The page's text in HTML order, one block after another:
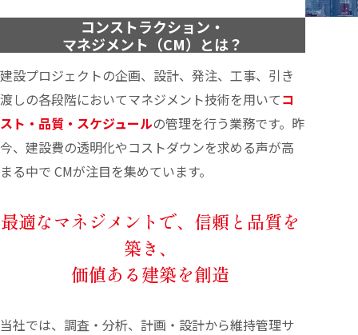
コンストラクション・
マネジメント（CM）とは？
建設プロジェクトの企画、設計、発注、工事、引き
渡しの各段階においてマネジメント技術を用いてコ
スト・品質・スケジュールの管理を行う業務です。昨
今、建設費の透明化やコストダウンを求める声が高
まる中で CMが注目を集めています。
最適なマネジメントで、信頼と品質を
築き、
価値ある建築を創造
当社では、調査・分析、計画・設計から維持管理サ